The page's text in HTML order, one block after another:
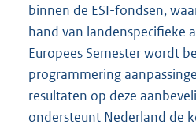
binnen de ESI-fondsen,
hand van landenspecifieke
Europees Semester wordt
programmering
resultaten op deze
ondersteunt Nederland de